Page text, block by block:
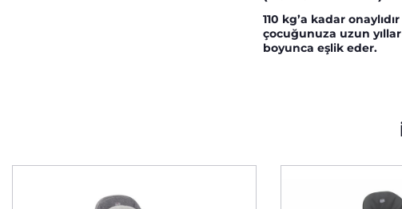
110 kg’a kadar
çocuğunuza uzun yıllar
boyunca eşlik eder.